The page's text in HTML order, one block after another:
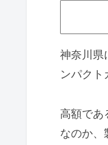
神奈川県
ンパクト
高額であ
なのか、